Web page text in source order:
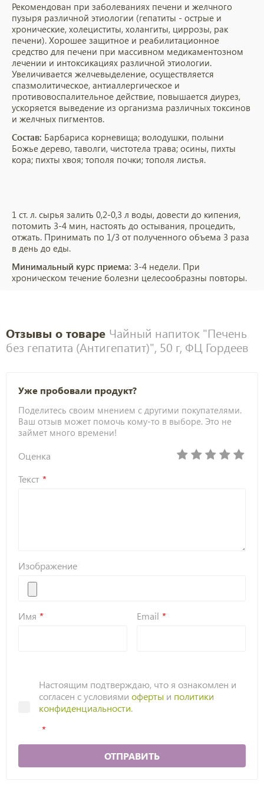
Рекомендован при заболеваниях печени и желчного
пузыря различной этиологии (гепатиты - острые и
хронические, холециститы, холангиты, циррозы, рак
печени). Хорошее защитное и реабилитационное
средство для печени при массивном медикаментозном
лечении и интоксикациях различной этиологии.
Увеличивается желчевыделение, осуществляется
спазмолитическое, антиаллергическое и
противовоспалительное действие, повышается диурез,
ускоряется выведение из организма различных токсинов
и желчных пигментов.
Состав: Барбариса корневища; володушки, полыни
Божье дерево, таволги, чистотела трава; осины, пихты
кора; пихты хвоя; тополя почки; тополя листья.
1 ст. л. сырья залить 0,2-0,3 л воды, довести до кипения,
потомить 3-4 мин, настоять до остывания, процедить,
отжать. Принимать по 1/3 от полученного объема 3 раза
в день до еды.
Минимальный курс приема: 3-4 недели. При
хроническом течение болезни целесообразны повторы.
Отзывы о товаре Чайный напиток "Печень
без гепатита (Антигепатит)", 50 г, ФЦ Гордеев
Уже пробовали продукт?
Поделитесь своим мнением с другими покупателями.
Ваш отзыв может помочь кому-то в выборе. Это не
займет много времени!
Оценка
Текст
Изображение
Имя Email
Настоящим подтверждаю, что я ознакомлен и
согласен с условиями оферты и политики
конфиденциальности.
ОТПРАВИТЬ